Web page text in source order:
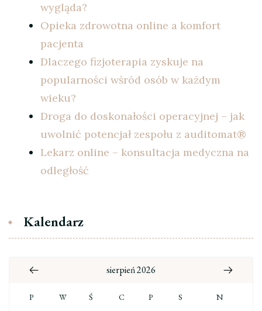
wygląda?
Opieka zdrowotna online a komfort
pacjenta
Dlaczego fizjoterapia zyskuje na
popularności wśród osób w każdym
wieku?
Droga do doskonałości operacyjnej – jak
uwolnić potencjał zespołu z auditomat®
Lekarz online – konsultacja medyczna na
odległość
Kalendarz
sierpień 2026
P W Ś C P S N